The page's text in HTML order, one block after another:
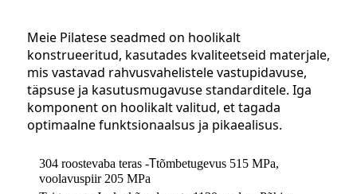
Meie Pilatese seadmed on hoolikalt
konstrueeritud, kasutades kvaliteetseid materjale,
mis vastavad rahvusvahelistele vastupidavuse,
täpsuse ja kasutusmugavuse standarditele. Iga
komponent on hoolikalt valitud, et tagada
optimaalne funktsionaalsus ja pikaealisus.
304 roostevaba teras -Ttõmbetugevus 515 MPa,
voolavuspiir 205 MPa